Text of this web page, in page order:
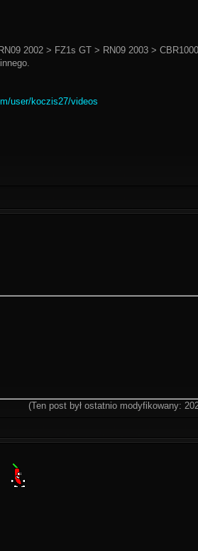
2002 > FZ1s GT > RN09 2003 >
user/koczis27/videos
(Ten post był ostatnio modyfikowany: